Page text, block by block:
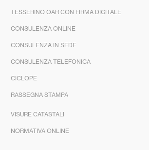
TESSERINO OAR CON FIRMA DIGITALE
CONSULENZA ONLINE
CONSULENZA IN SEDE
CONSULENZA TELEFONICA
CICLOPE
RASSEGNA STAMPA
VISURE CATASTALI
NORMATIVA ONLINE